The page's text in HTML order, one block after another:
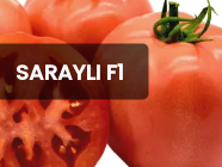
SARAYLI F1